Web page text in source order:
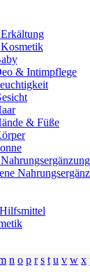
& Intimpflege
& Füße
n o p r s t u v w x